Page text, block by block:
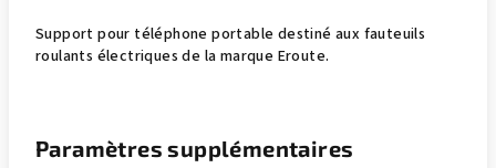
Support pour téléphone portable destiné aux fauteuils
roulants électriques de la marque Eroute.
Paramètres supplémentaires